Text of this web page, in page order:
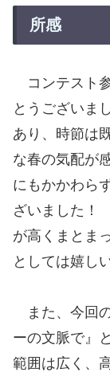
所感
コンテスト
とうございま
あり、時節は
な春の気配が
にもかかわら
ざいました！
が高くまとま
としては嬉し
また、今回
ーの文脈で』
範囲は広く、